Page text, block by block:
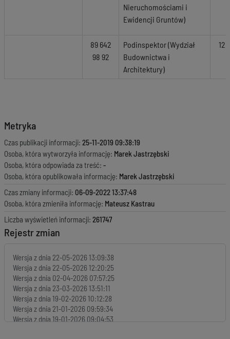
Nieruchomościami i
Ewidencji Gruntów)
89 642
98 92
Podinspektor (Wydział
Budownictwa i
Architektury)
12
Metryka
Czas publikacji informacji: 25-11-2019 09:38:19
Osoba, która wytworzyła informację: Marek Jastrzębski
Osoba, która odpowiada za treść: -
Osoba, która opublikowała informację: Marek Jastrzębski
Czas zmiany informacji: 06-09-2022 13:37:48
Osoba, która zmieniła informację: Mateusz Kastrau
Liczba wyświetleń informacji: 261747
Rejestr zmian
Wersja z dnia 22-05-2026 13:09:38
Wersja z dnia 22-05-2026 12:20:25
Wersja z dnia 02-04-2026 07:57:25
Wersja z dnia 23-03-2026 13:51:11
Wersja z dnia 19-02-2026 10:12:28
Wersja z dnia 21-01-2026 09:59:34
Wersja z dnia 19-01-2026 09:04:53